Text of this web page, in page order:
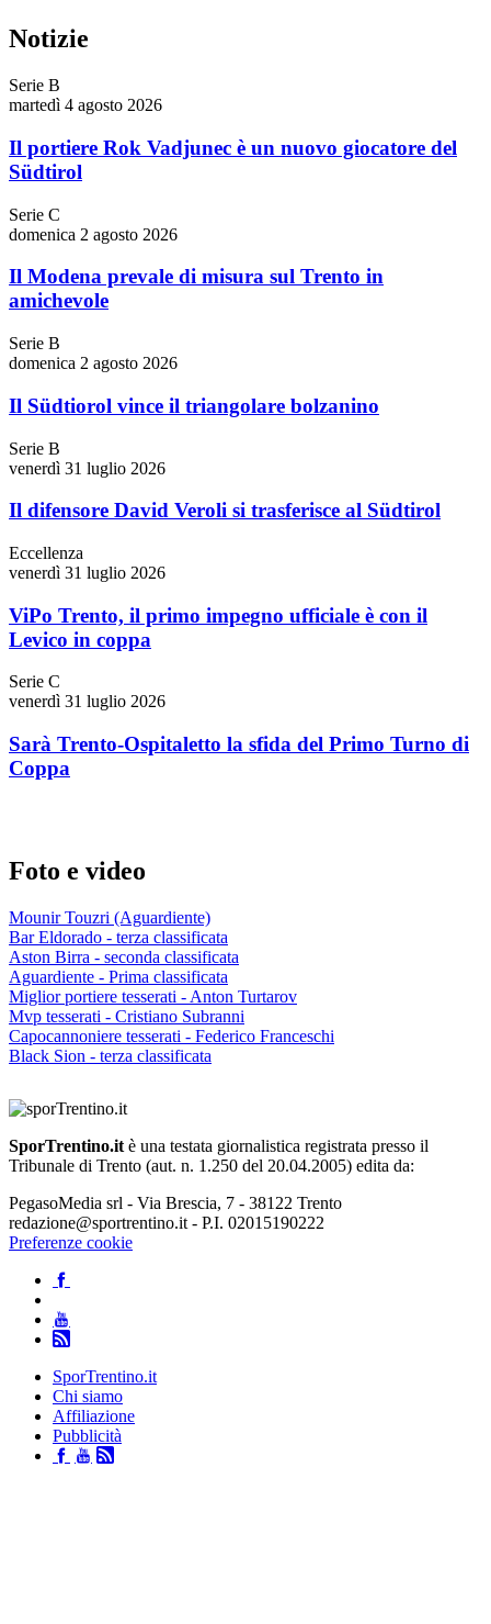
Notizie
Serie B
martedì 4 agosto 2026
Il portiere Rok Vadjunec è un nuovo giocatore del
Südtirol
Serie C
domenica 2 agosto 2026
Il Modena prevale di misura sul Trento in
amichevole
Serie B
domenica 2 agosto 2026
Il Südtiorol vince il triangolare bolzanino
Serie B
venerdì 31 luglio 2026
Il difensore David Veroli si trasferisce al Südtirol
Eccellenza
venerdì 31 luglio 2026
ViPo Trento, il primo impegno ufficiale è con il
Levico in coppa
Serie C
venerdì 31 luglio 2026
Sarà Trento-Ospitaletto la sfida del Primo Turno di
Coppa
Foto e video
Mounir Touzri (Aguardiente)
Bar Eldorado - terza classificata
Aston Birra - seconda classificata
Aguardiente - Prima classificata
Miglior portiere tesserati - Anton Turtarov
Mvp tesserati - Cristiano Subranni
Capocannoniere tesserati - Federico Franceschi
Black Sion - terza classificata
SporTrentino.it è una testata giornalistica registrata presso il
Tribunale di Trento (aut. n. 1.250 del 20.04.2005) edita da:
PegasoMedia srl - Via Brescia, 7 - 38122 Trento
redazione@sportrentino.it - P.I. 02015190222
Preferenze cookie
SporTrentino.it
Chi siamo
Affiliazione
Pubblicità